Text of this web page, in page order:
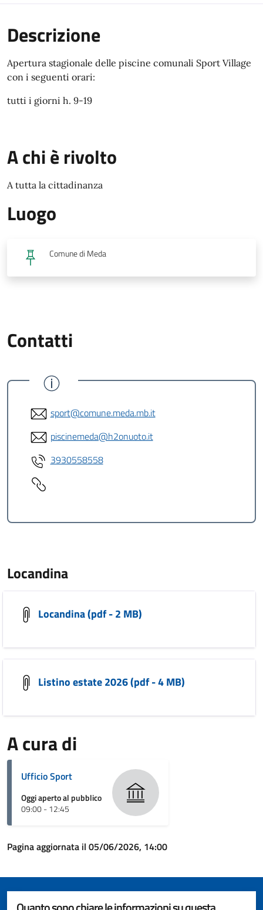
Descrizione
Apertura stagionale delle piscine comunali Sport Village
con i seguenti orari:
tutti i giorni h. 9-19
A chi è rivolto
A tutta la cittadinanza
Luogo
Comune di Meda
Contatti
sport@comune.meda.mb.it
piscinemeda@h2onuoto.it
3930558558
Locandina
Locandina (pdf - 2 MB)
Listino estate 2026 (pdf - 4 MB)
A cura di
Ufficio Sport
Oggi aperto al pubblico
09:00 - 12:45
Pagina aggiornata il 05/06/2026, 14:00